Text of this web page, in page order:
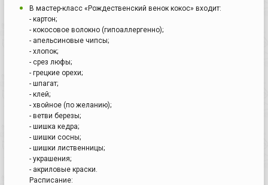
В мастер-класс «Рождественский венок кокос» входит:
- картон;
- кокосовое волокно (гипоаллергенно);
- апельсиновые чипсы;
- хлопок;
- срез люфы;
- грецкие орехи;
- шпагат;
- клей;
- хвойное (по желанию);
- ветви березы;
- шишка кедра;
- шишки сосны;
- шишки лиственницы;
- украшения;
- акриловые краски.
Расписание: